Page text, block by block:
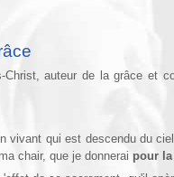
Christ, auteur de la grâce et
qui est descendu du ciel.
chair, que je donnerai pour